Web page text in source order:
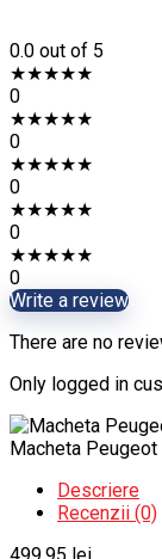
0.0 out of 5
★★★★★
0
★★★★★
0
★★★★★
0
★★★★★
0
★★★★★
0
Write a review
There are no
Only logged in
Macheta
Descriere
Recenzii (0)